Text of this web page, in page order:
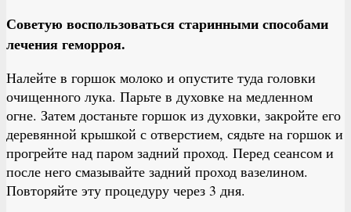
Советую воспользоваться старинными способами
лечения геморроя.
Налейте в горшок молоко и опустите туда головки
очищенного лука. Парьте в духовке на медленном
огне. Затем достаньте горшок из духовки, закройте его
деревянной крышкой с отверстием, сядьте на горшок и
прогрейте над паром задний проход. Перед сеансом и
после него смазывайте задний проход вазелином.
Повторяйте эту процедуру через 3 дня.